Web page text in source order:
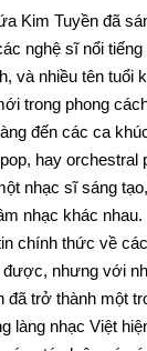
Kim Tuyền đã
nghệ sĩ nổi tiếng
và nhiều tên tuổi
trong phong
đến các ca
hay orchestral
nhạc sĩ sáng
nhạc khác nhau.
chính thức về
được, nhưng với
trở thành một
làng nhạc Việt